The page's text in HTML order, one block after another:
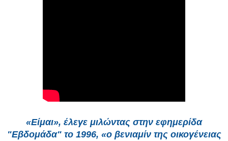
«Είμαι», έλεγε μιλώντας στην εφημερίδα
"Εβδομάδα" το 1996, «ο βενιαμίν της οικογένειας